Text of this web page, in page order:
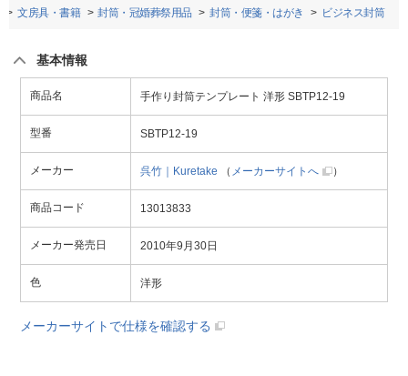
文房具・書籍 封筒・冠婚葬祭用品 封筒・便箋・はがき ビジネス封筒
基本情報
商品名 手作り封筒テンプレート 洋形 SBTP12-19
型番 SBTP12-19
メーカー 呉竹｜Kuretake （ メーカーサイトへ ）
商品コード 13013833
メーカー発売日 2010年9月30日
色 洋形
メーカーサイトで仕様を確認する